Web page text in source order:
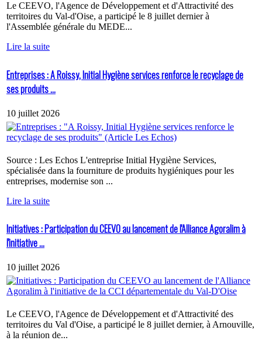
Le CEEVO, l'Agence de Développement et d'Attractivité des
territoires du Val-d'Oise, a participé le 8 juillet dernier à
l'Assemblée générale du MEDE...
Lire la suite
Entreprises : A Roissy, Initial Hygiène services renforce le recyclage de
ses produits ...
10 juillet 2026
Source : Les Echos L'entreprise Initial Hygiène Services,
spécialisée dans la fourniture de produits hygiéniques pour les
entreprises, modernise son ...
Lire la suite
Initiatives : Participation du CEEVO au lancement de l'Alliance Agoralim à
l'initiative ...
10 juillet 2026
Le CEEVO, l'Agence de Développement et d'Attractivité des
territoires du Val d'Oise, a participé le 8 juillet dernier, à Arnouville,
à la réunion de...